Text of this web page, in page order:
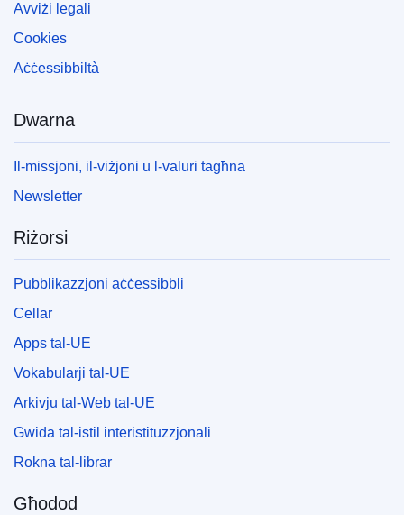
Avviżi legali
Cookies
Aċċessibbiltà
Dwarna
Il-missjoni, il-viżjoni u l-valuri tagħna
Newsletter
Riżorsi
Pubblikazzjoni aċċessibbli
Cellar
Apps tal-UE
Vokabularji tal-UE
Arkivju tal-Web tal-UE
Gwida tal-istil interistituzzjonali
Rokna tal-librar
Għodod